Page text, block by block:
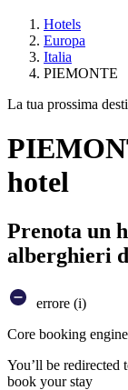
Hotels
Europa
Italia
PIEMONTE
La tua prossima
hotel
Prenota un
alberghieri
errore (i)
Core booking engine
You’ll be redirected
book your stay